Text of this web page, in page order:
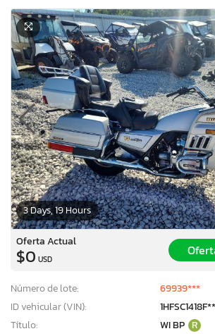
3 Days, 19 Hours
Oferta Actual
$0 USD
Número de lote:
69939***
ID vehicular (VIN):
Título:
WI BP R